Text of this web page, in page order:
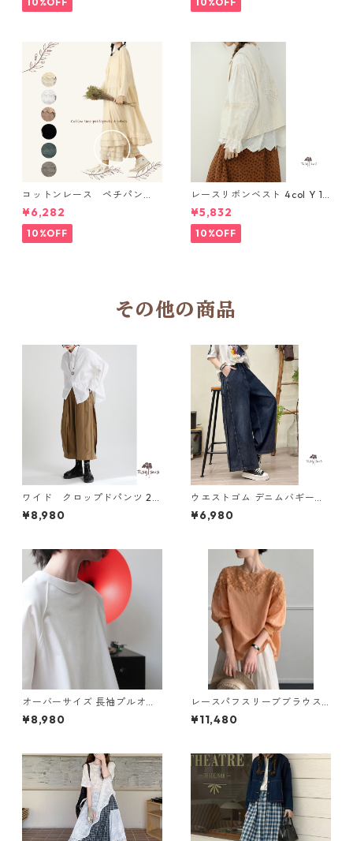
コットンレース ペチパン
ツ 6 colors R2020131
¥6,282
10%OFF
レースリボンベスト 4col Y 111
15
¥5,832
10%OFF
その他の商品
ワイド クロップドパンツ 2c
ol N PA076
¥8,980
ウエストゴム デニムバギーパ
ンツ 2col Y 260027
¥6,980
オーバーサイズ 長袖プルオー
バー M 3col 250378
¥8,980
レースパフスリーブブラウス2
col H 260123
¥11,480